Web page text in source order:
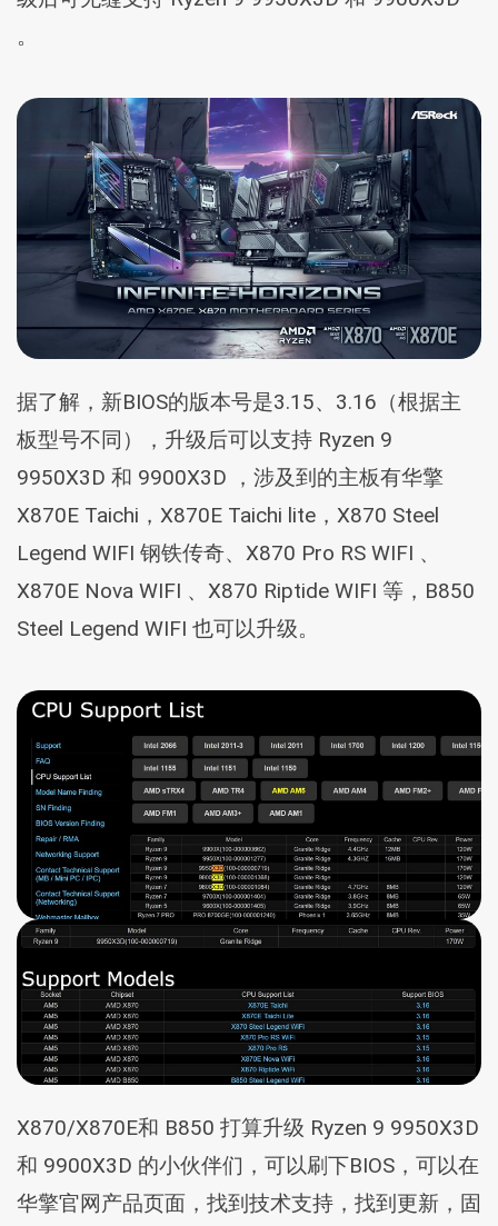
。
据了解，新BIOS的版本号是3.15、3.16（根据主
板型号不同），升级后可以支持 Ryzen 9
9950X3D 和 9900X3D ，涉及到的主板有华擎
X870E Taichi，X870E Taichi lite，X870 Steel
Legend WIFI 钢铁传奇、X870 Pro RS WIFI 、
X870E Nova WIFI 、X870 Riptide WIFI 等，B850
Steel Legend WIFI 也可以升级。
X870/X870E和 B850 打算升级 Ryzen 9 9950X3D
和 9900X3D 的小伙伴们，可以刷下BIOS，可以在
华擎官网产品页面，找到技术支持，找到更新，固